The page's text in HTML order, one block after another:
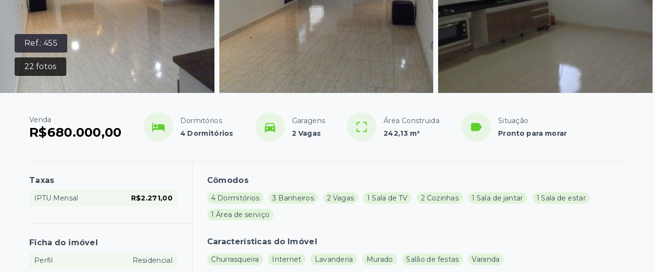
Ref.:455
22 fotos
Venda
R$680.000,00
Dormitórios
4 Dormitórios
Garagens
2 Vagas
Área Construida
242,13 m²
Situação
Pronto para morar
Cômodos
4 Dormitórios 3 Banheiros 2 Vagas 1 Sala de TV 2 Cozinhas 1 Sala de jantar
1 Sala de estar
1 Área de serviço
Características do Imóvel
Churrasqueira Internet Lavanderia Murado Salão de festas Varanda
Taxas
IPTU Mensal R$2.271,00
Ficha do imóvel
Perfil
Residencial